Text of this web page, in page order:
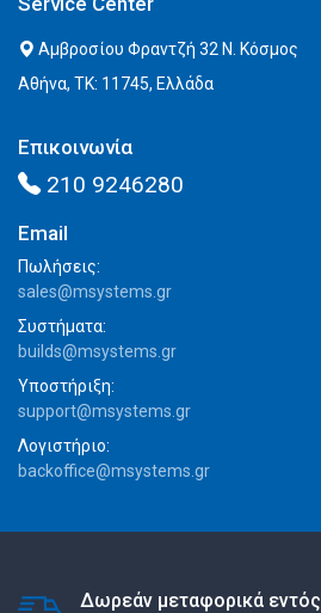
Αμβροσίου Φραντζή 32 Ν. Κόσμος
Αθήνα, ΤΚ: 11745, Ελλάδα
Επικοινωνία
210 9246280
Email
Πωλήσεις:
sales@msystems.gr
Συστήματα:
builds@msystems.gr
Υποστήριξη:
support@msystems.gr
Λογιστήριο:
backoffice@msystems.gr
Δωρεάν μεταφορικά εντός